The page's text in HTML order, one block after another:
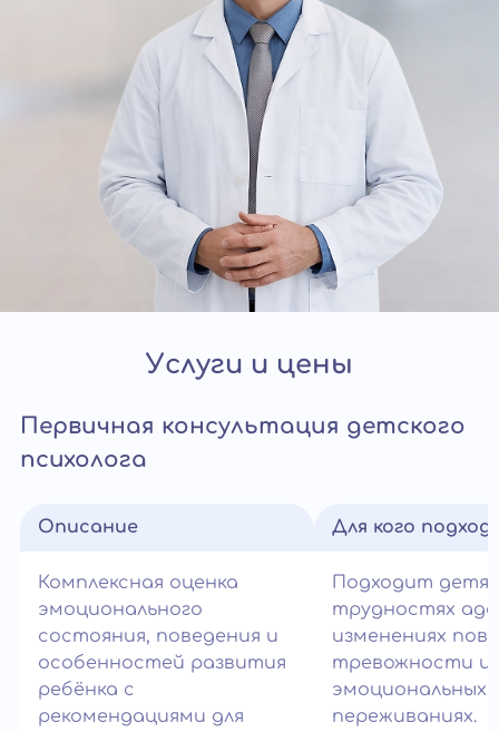
Услуги и цены
Первичная консультация детского
психолога
Описание
Комплексная оценка
эмоционального
состояния, поведения и
особенностей развития
ребёнка с
рекомендациями для
Для кого
Подходит
трудностях
изменениях
тревожности и
эмоциональных
переживаниях.